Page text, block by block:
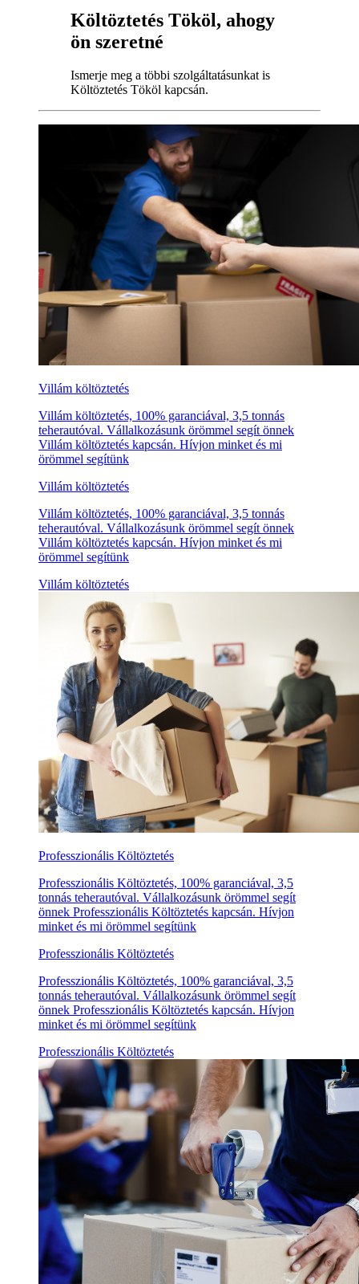
Költöztetés Tököl, ahogy
ön szeretné
Ismerje meg a többi szolgáltatásunkat is
Költöztetés Tököl kapcsán.
Villám költöztetés
Villám költöztetés, 100% garanciával, 3,5 tonnás
teherautóval. Vállalkozásunk örömmel segít önnek
Villám költöztetés kapcsán. Hívjon minket és mi
örömmel segítünk
Villám költöztetés
Villám költöztetés, 100% garanciával, 3,5 tonnás
teherautóval. Vállalkozásunk örömmel segít önnek
Villám költöztetés kapcsán. Hívjon minket és mi
örömmel segítünk
Villám költöztetés
Professzionális Költöztetés
Professzionális Költöztetés, 100% garanciával, 3,5
tonnás teherautóval. Vállalkozásunk örömmel segít
önnek Professzionális Költöztetés kapcsán. Hívjon
minket és mi örömmel segítünk
Professzionális Költöztetés
Professzionális Költöztetés, 100% garanciával, 3,5
tonnás teherautóval. Vállalkozásunk örömmel segít
önnek Professzionális Költöztetés kapcsán. Hívjon
minket és mi örömmel segítünk
Professzionális Költöztetés